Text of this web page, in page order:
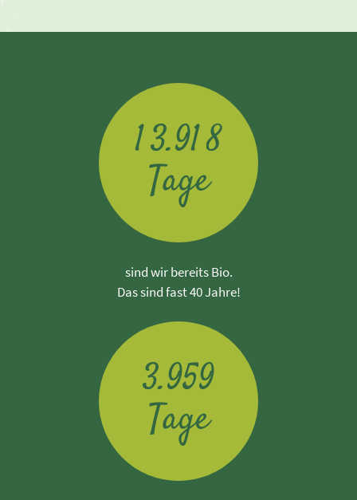
13.918
Tage
sind wir bereits Bio.
Das sind fast 40 Jahre!
3.959
Tage